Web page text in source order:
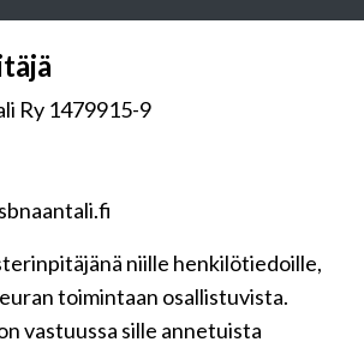
Ry 1479915-9
niille henkilötiedoille,
toimintaan osallistuvista.
vastuussa sille annetuista